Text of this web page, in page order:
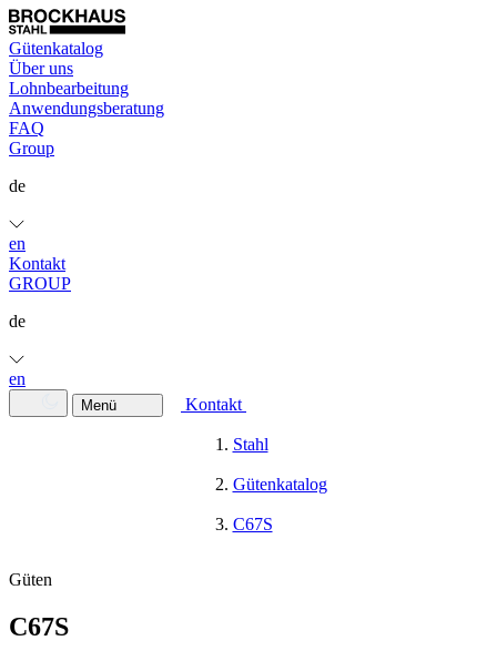
Gütenkatalog
Über uns
Lohnbearbeitung
Anwendungsberatung
FAQ
Group
de
en
Kontakt
GROUP
de
en
Menü Kontakt
Stahl
Gütenkatalog
C67S
Güten
C67S